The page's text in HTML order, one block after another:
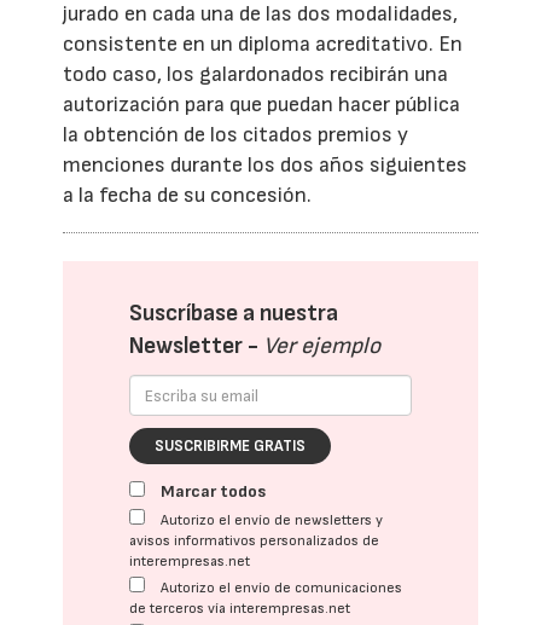
jurado en cada una de las dos modalidades,
consistente en un diploma acreditativo. En
todo caso, los galardonados recibirán una
autorización para que puedan hacer pública
la obtención de los citados premios y
menciones durante los dos años siguientes
a la fecha de su concesión.
Suscríbase a nuestra
Newsletter - Ver ejemplo
SUSCRIBIRME GRATIS
Marcar todos
Autorizo el envío de newsletters y
avisos informativos personalizados de
interempresas.net
Autorizo el envío de comunicaciones
de terceros vía interempresas.net